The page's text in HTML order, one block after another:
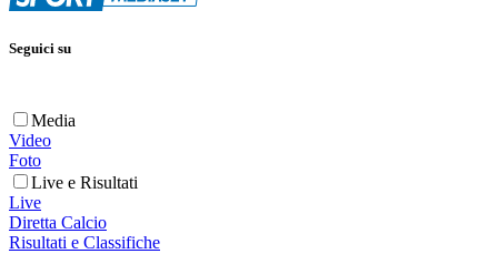
Seguici su
Media
Video
Foto
Live e Risultati
Live
Diretta Calcio
Risultati e Classifiche